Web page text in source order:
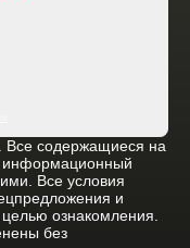
Все содержащиеся на
информационный
Все условия
и
ознакомления.
без